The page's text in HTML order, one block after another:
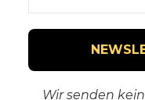
Wir senden